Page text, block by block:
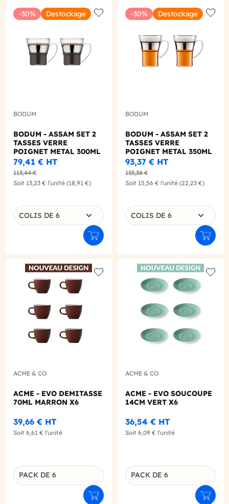
-30% Destockage
Add to wishlist
BODUM
BODUM - ASSAM SET 2
TASSES VERRE
POIGNET METAL 300ML
79,41 € HT
113,44 €
Soit 13,23 € l'unité (18,91 €)
Choisissez une déclinaison
COLIS DE 6
Ajouter au panier
-30% Destockage
BODUM
BODUM - ASSAM SET 2
TASSES VERRE
POIGNET METAL 350ML
93,37 € HT
133,38 €
Soit 15,56 € l'unité (22,23 €)
Choisissez une déclinaison
COLIS DE 6
Add to wishlist
ACME & CO
ACME - EVO DEMITASSE
70ML MARRON X6
39,66 € HT
Soit 6,61 € l'unité
Déclinaison du produit
PACK DE 6
Ajouter au panier
ACME & CO
ACME - EVO SOUCOUPE
14CM VERT X6
36,54 € HT
Soit 6,09 € l'unité
Déclinaison du produit
PACK DE 6